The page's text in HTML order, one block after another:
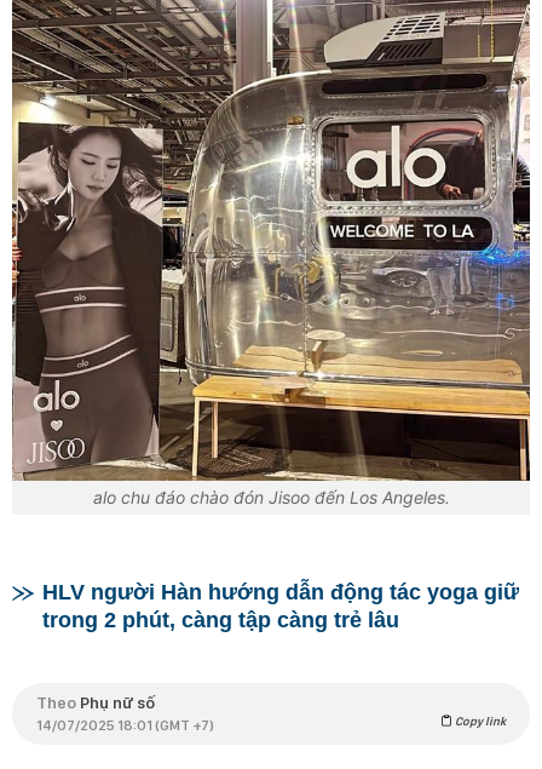
alo chu đáo chào đón Jisoo đến Los Angeles.
HLV người Hàn hướng dẫn động tác yoga giữ
trong 2 phút, càng tập càng trẻ lâu
Theo Phụ nữ số
14/07/2025 18:01 (GMT +7) Copy link